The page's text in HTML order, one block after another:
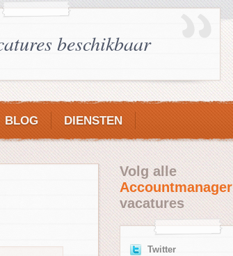
beschikbaar
BLOG DIENSTEN
Volg alle
Accountmanager
vacatures
Twitter